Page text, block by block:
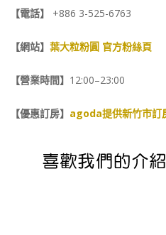
【電話】 +886 3-525-6763
【網站】 葉大粒粉圓 官方粉絲頁
【營業時間】 12:00–23:00
【優惠訂房】 agoda提供新竹市訂